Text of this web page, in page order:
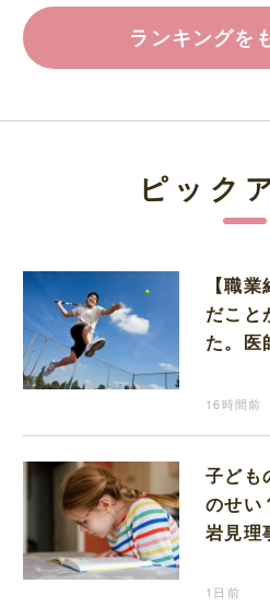
ランキングを
ピック
【職
だこと
た。医
16時間前
子ども
のせい
岩見理
1日前